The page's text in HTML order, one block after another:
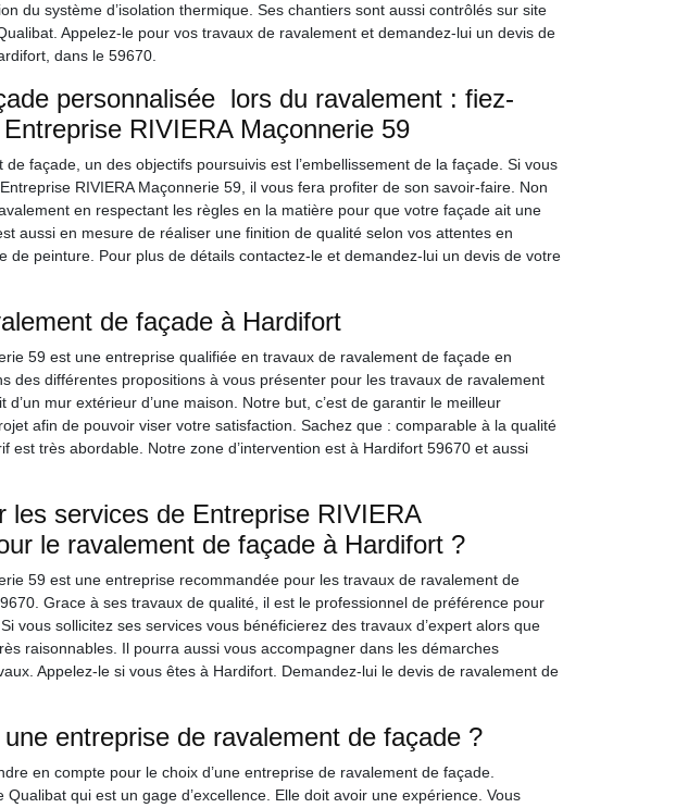
du système d’isolation thermique. Ses chantiers sont aussi contrôlés sur site
Appelez-le pour vos travaux de ravalement et demandez-lui un devis de
dans le 59670.
personnalisée lors du ravalement : fiez-
RIVIERA Maçonnerie 59
façade, un des objectifs poursuivis est l’embellissement de la façade. Si vous
RIVIERA Maçonnerie 59, il vous fera profiter de son savoir-faire. Non
en respectant les règles en la matière pour que votre façade ait une
aussi en mesure de réaliser une finition de qualité selon vos attentes en
de peinture. Pour plus de détails contactez-le et demandez-lui un devis de votre
de façade à Hardifort
59 est une entreprise qualifiée en travaux de ravalement de façade en
des différentes propositions à vous présenter pour les travaux de ravalement
d’un mur extérieur d’une maison. Notre but, c’est de garantir le meilleur
afin de pouvoir viser votre satisfaction. Sachez que : comparable à la qualité
est très abordable. Notre zone d’intervention est à Hardifort 59670 et aussi
les services de Entreprise RIVIERA
le ravalement de façade à Hardifort ?
59 est une entreprise recommandée pour les travaux de ravalement de
Grace à ses travaux de qualité, il est le professionnel de préférence pour
vous sollicitez ses services vous bénéficierez des travaux d’expert alors que
raisonnables. Il pourra aussi vous accompagner dans les démarches
Appelez-le si vous êtes à Hardifort. Demandez-lui le devis de ravalement de
entreprise de ravalement de façade ?
en compte pour le choix d’une entreprise de ravalement de façade.
Qualibat qui est un gage d’excellence. Elle doit avoir une expérience. Vous